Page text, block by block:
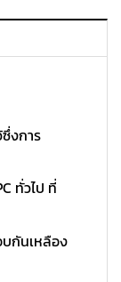
งการ
ทั่วไป ที่
กันเหลือง